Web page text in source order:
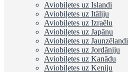
Aviobiļetes uz Islandi
Aviobiļetes uz Itāliju
Aviobiļetes uz Izraēlu
Aviobiļetes uz Japānu
Aviobiļetes uz Jaunzēlandi
Aviobiļetes uz Jordāniju
Aviobiļetes uz Kanādu
Aviobiļetes uz Keniju